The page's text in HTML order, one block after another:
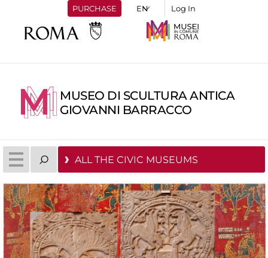
PURCHASE Log In
MUSEO DI SCULTURA ANTICA
GIOVANNI BARRACCO
ALL THE CIVIC MUSEUMS